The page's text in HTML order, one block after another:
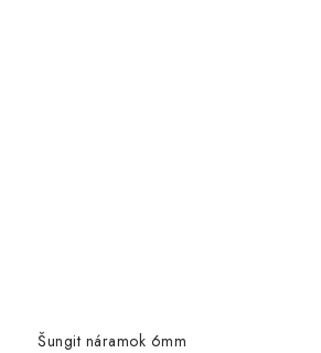
Šungit náramok 6mm